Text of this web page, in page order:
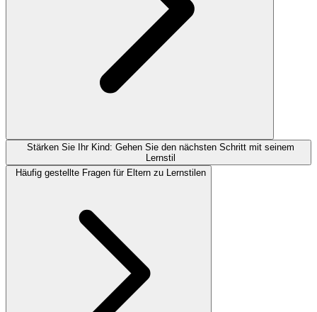
Stärken Sie Ihr Kind: Gehen Sie den nächsten Schritt mit seinem
Lernstil
Häufig gestellte Fragen für Eltern zu Lernstilen